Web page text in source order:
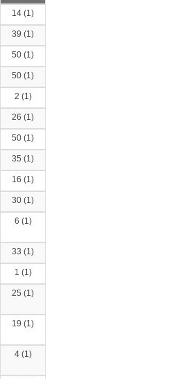
14 (1)
39 (1)
50 (1)
50 (1)
2 (1)
26 (1)
50 (1)
35 (1)
16 (1)
30 (1)
6 (1)
33 (1)
1 (1)
25 (1)
19 (1)
4 (1)